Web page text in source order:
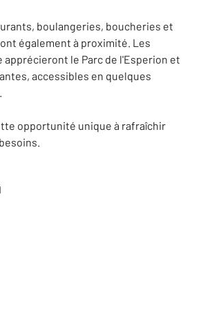
boulangeries, boucheries et
également à proximité. Les
apprécieront le Parc de l'Esperion et
accessibles en quelques
opportunité unique à rafraîchir